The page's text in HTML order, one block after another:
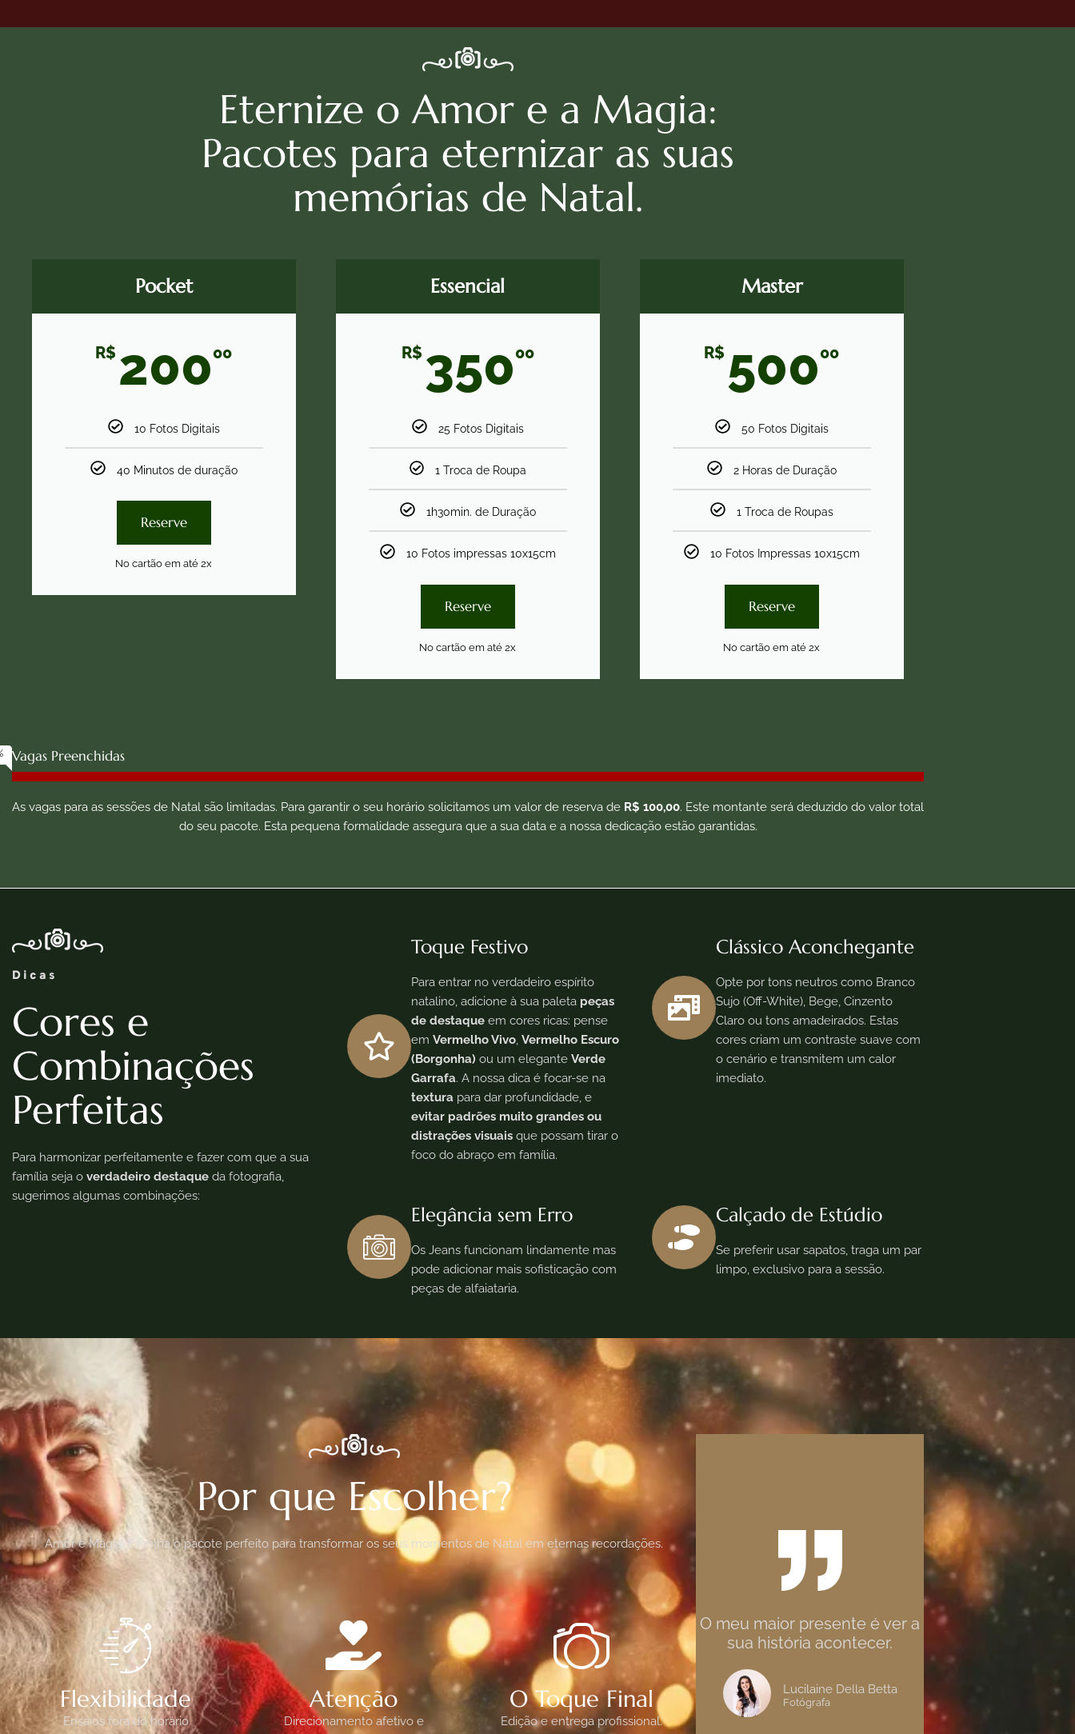
Eternize o Amor e a Magia:
Pacotes para eternizar as suas
memórias de Natal.
Pocket
R$ 20000
10 Fotos Digitais
40 Minutos de duração
Reserve
No cartão em até 2x
Essencial
R$ 35000
25 Fotos Digitais
1 Troca de Roupa
1h30min. de Duração
10 Fotos impressas 10x15cm
Reserve
No cartão em até 2x
Master
R$ 50000
50 Fotos Digitais
2 Horas de Duração
1 Troca de Roupas
10 Fotos Impressas 10x15cm
Reserve
No cartão em até 2x
Vagas Preenchidas
As vagas para as sessões de Natal são limitadas. Para garantir o seu horário solicitamos um valor de reserva de R$ 100,00. Este montante será deduzido do valor total
do seu pacote. Esta pequena formalidade assegura que a sua data e a nossa dedicação estão garantidas.
Dicas
Cores e
Combinações
Perfeitas
Para harmonizar perfeitamente e fazer com que a sua
família seja o verdadeiro destaque da fotografia,
sugerimos algumas combinações:
Toque Festivo
Para entrar no verdadeiro espírito
natalino, adicione à sua paleta peças
de destaque em cores ricas: pense
em Vermelho Vivo, Vermelho Escuro
(Borgonha) ou um elegante Verde
Garrafa. A nossa dica é focar-se na
textura para dar profundidade, e
evitar padrões muito grandes ou
distrações visuais que possam tirar o
foco do abraço em família.
Clássico Aconchegante
Opte por tons neutros como Branco
Sujo (Off-White), Bege, Cinzento
Claro ou tons amadeirados. Estas
cores criam um contraste suave com
o cenário e transmitem um calor
imediato.
Elegância sem Erro
Os Jeans funcionam lindamente mas
pode adicionar mais sofisticação com
peças de alfaiataria.
Calçado de Estúdio
Se preferir usar sapatos, traga um par
limpo, exclusivo para a sessão.
Por que Escolher?
Amor e Magia: Escolha o pacote perfeito para transformar os seus momentos de Natal em eternas recordações.
Flexibilidade
Ensaios fora do horário
Atenção
Direcionamento afetivo e
O Toque Final
Edição e entrega profissional.
O meu maior presente é ver a
sua história acontecer.
Lucilaine Della Betta
Fotógrafa